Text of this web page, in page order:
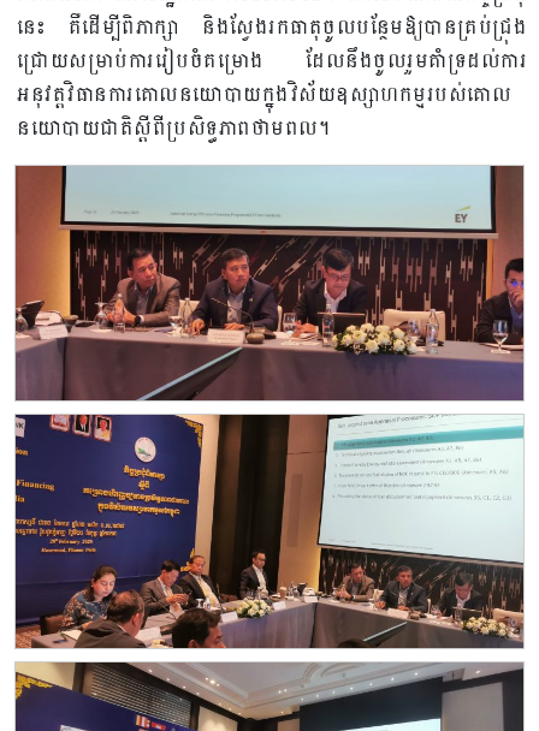
នេះ គឺដើម្បីពិភាក្សា និងស្វែងរកធាតុចូលបន្ថែមឱ្យបានគ្រប់ជ្រុង
ជ្រោយសម្រាប់ការរៀបចំគម្រោង ដែលនឹងចូលរួមគាំទ្រដល់ការ
អនុវត្តវិធានការគោលនយោបាយក្នុងវិស័យឧស្សាហកម្មរបស់គោល
នយោបាយជាតិស្ដីពីប្រសិទ្ធភាពថាមពល។